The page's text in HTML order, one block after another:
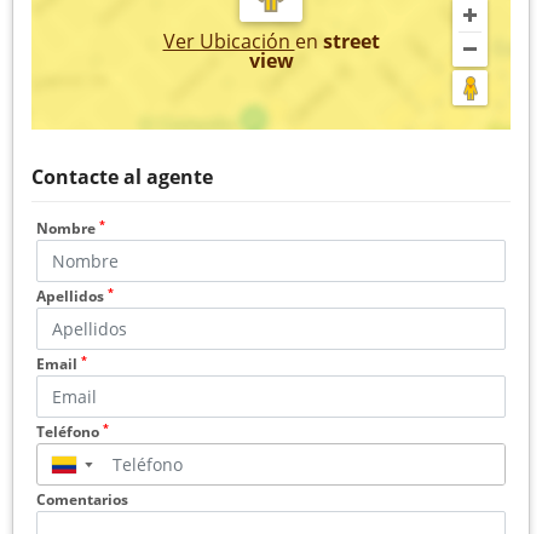
Ver Ubicación en street
view
Contacte al agente
Nombre *
Apellidos *
Email *
Teléfono *
▼
Comentarios